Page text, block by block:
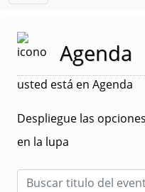
Agenda
usted está en Agenda
Despliegue las
en la lupa